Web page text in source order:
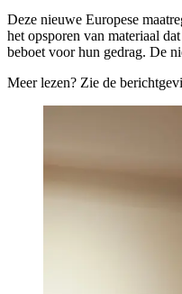
Deze nieuwe Europese
het opsporen van materiaal
beboet voor hun gedrag. De
Meer lezen? Zie de